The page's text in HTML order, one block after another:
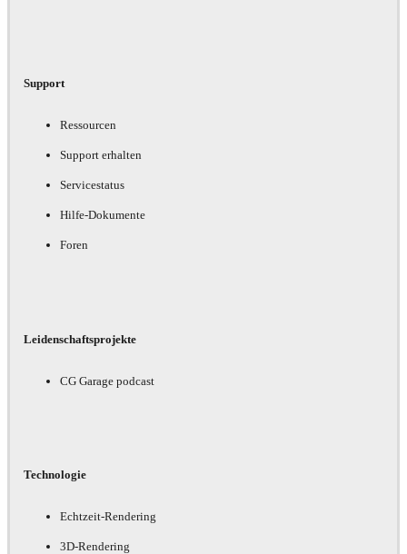
Support
Ressourcen
Support erhalten
Servicestatus
Hilfe-Dokumente
Foren
Leidenschaftsprojekte
CG Garage podcast
Technologie
Echtzeit-Rendering
3D-Rendering